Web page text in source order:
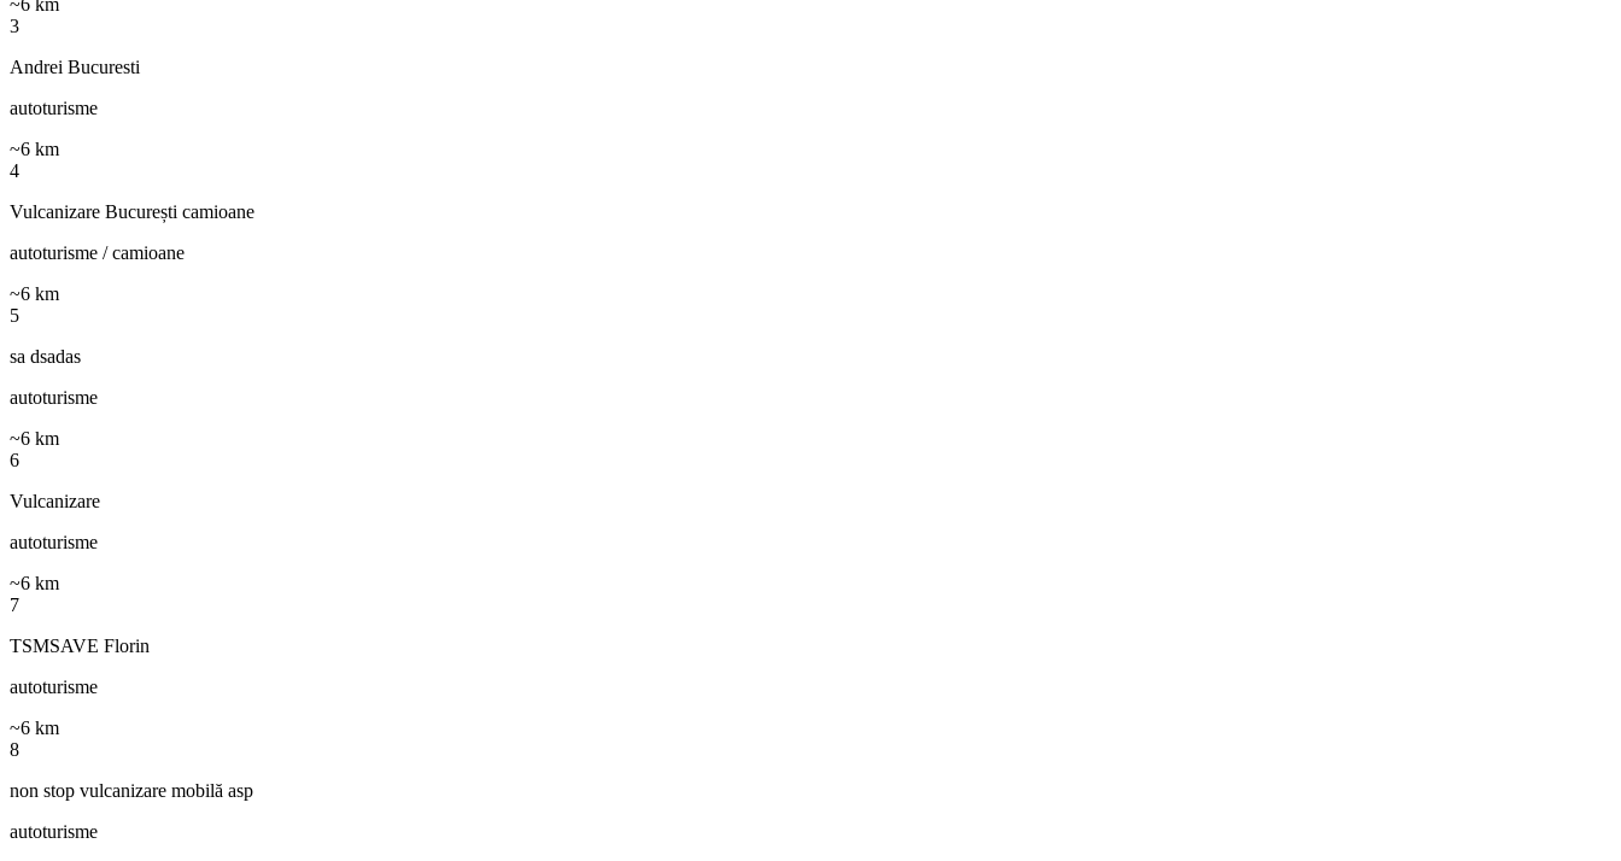
~6 km
3
Andrei Bucuresti
autoturisme
~6 km
4
Vulcanizare București camioane
autoturisme / camioane
~6 km
5
sa dsadas
autoturisme
~6 km
6
Vulcanizare
autoturisme
~6 km
7
TSMSAVE Florin
autoturisme
~6 km
8
non stop vulcanizare mobilă asp
autoturisme